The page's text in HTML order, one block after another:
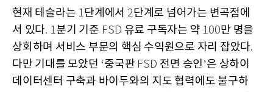
현재 테슬라는 1단계에서 2단계로 넘어가는 변곡점에
서 있다. 1분기 기준 FSD 유료 구독자는 약 100만 명을
상회하며 서비스 부문의 핵심 수익원으로 자리 잡았다.
다만 기대를 모았던 ‘중국판 FSD 전면 승인’은 상하이
데이터센터 구축과 바이두와의 지도 협력에도 불구하